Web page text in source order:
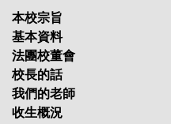
本校宗旨
基本資料
法團校董會
校長的話
我們的老師
收生概況